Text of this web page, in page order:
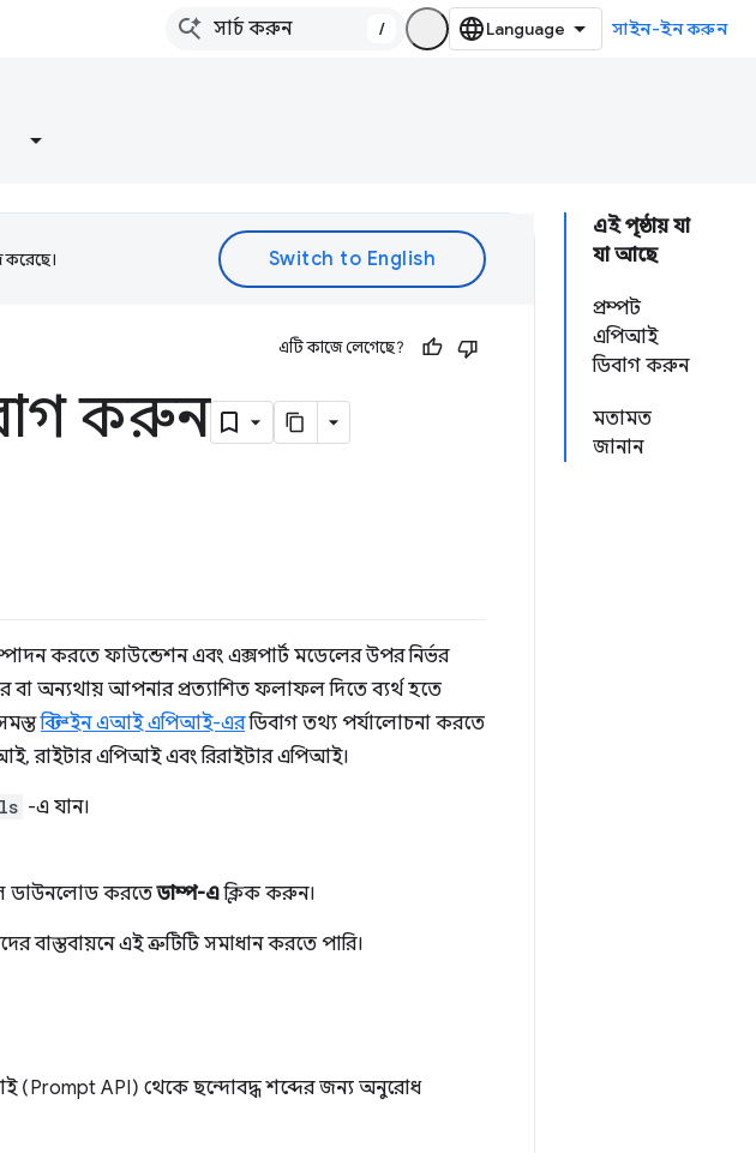
/ সাইন-ইন করুন
এই পৃষ্ঠায় যা
যা আছে
প্রম্পট
এপিআই
ডিবাগ করুন
মতামত
জানান
এটি কাজে লেগেছে?
করুন
করতে ফাউন্ডেশন এবং এক্সপার্ট মডেলের উপর নির্ভর
বা অন্যথায় আপনার প্রত্যাশিত ফলাফল দিতে ব্যর্থ হতে
বিল্ট-ইন এআই এপিআই-এরডিবাগ তথ্য পর্যালোচনা করতে
রাইটার এপিআই এবং রিরাইটার এপিআই।
-এ যান।
ডাউনলোড করতেডাম্প-এক্লিক করুন।
এই ত্রুটিটি সমাধান করতে পারি।
(Prompt API) থেকে ছন্দোবদ্ধ শব্দের জন্য অনুরোধ